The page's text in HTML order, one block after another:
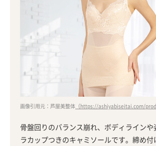
画像引用元：芦屋美整体 （https://ashiyabiseitai.com/
骨盤回りのバランス崩れ、ボディライン
ラカップつきのキャミソールです。締め